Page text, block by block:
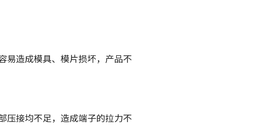
易造成模具、模片损坏，产品不
压接均不足，造成端子的拉力不